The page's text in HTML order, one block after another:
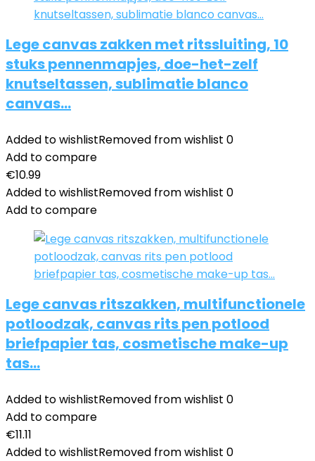
Lege canvas zakken met ritssluiting, 10
stuks pennenmapjes, doe-het-zelf
knutseltassen, sublimatie blanco
canvas…
Added to wishlistRemoved from wishlist 0
Add to compare
€10.99
Added to wishlistRemoved from wishlist 0
Add to compare
Lege canvas ritszakken, multifunctionele
potloodzak, canvas rits pen potlood
briefpapier tas, cosmetische make-up
tas…
Added to wishlistRemoved from wishlist 0
Add to compare
€11.11
Added to wishlistRemoved from wishlist 0